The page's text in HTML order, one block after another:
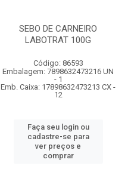
SEBO DE CARNEIRO
LABOTRAT 100G
Código: 86593
Embalagem: 7898632473216 UN
- 1
Emb. Caixa: 17898632473213 CX -
12
Faça seu login ou
cadastre-se para
ver preços e
comprar